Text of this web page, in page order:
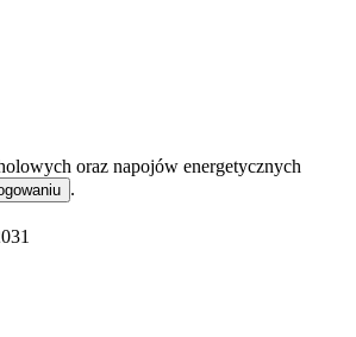
oraz napojów energetycznych
.